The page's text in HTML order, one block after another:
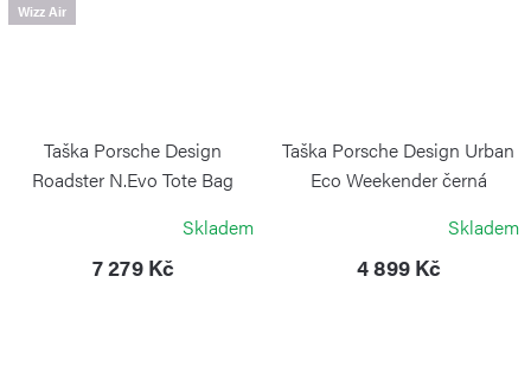
Wizz Air
Taška Porsche Design
Roadster N.Evo Tote Bag
PORSCHE DESIGNSkladem
7 279 Kč
Taška Porsche Design Urban
Eco Weekender černá
Skladem
4 899 Kč